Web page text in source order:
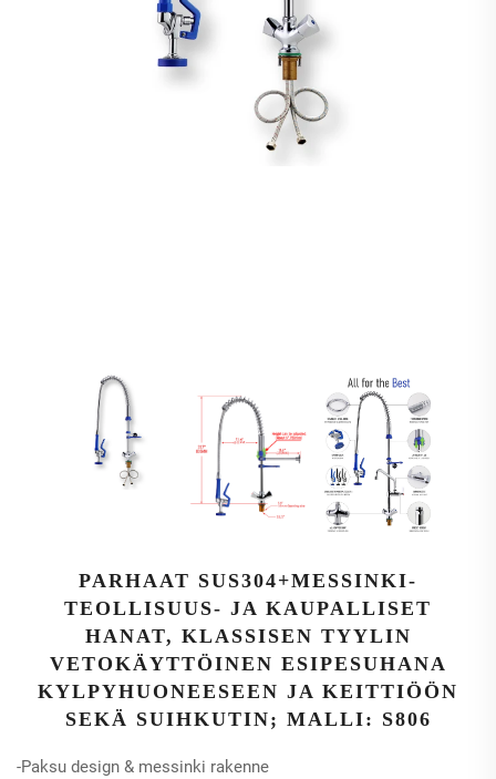
PARHAAT SUS304+MESSINKI-
TEOLLISUUS- JA KAUPALLISET
HANAT, KLASSISEN TYYLIN
VETOKÄYTTÖINEN ESIPESUHANA
KYLPYHUONEESEEN JA KEITTIÖÖN
SEKÄ SUIHKUTIN; MALLI: S806
-Paksu design & messinki rakenne